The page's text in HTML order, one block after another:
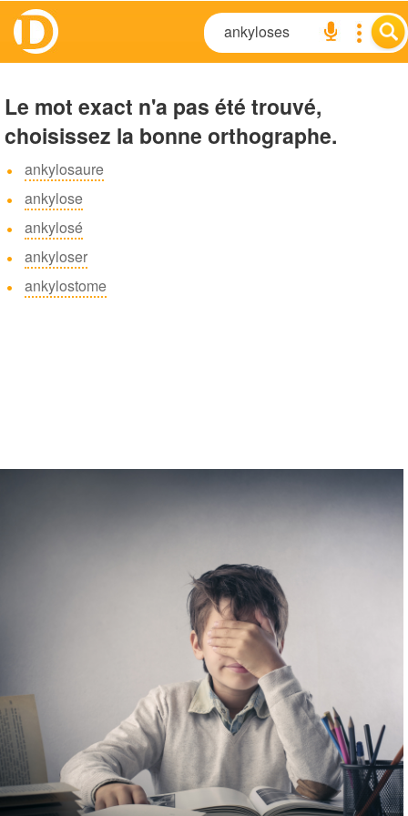
Le mot exact n'a pas été trouvé,
choisissez la bonne orthographe.
ankylosaure
ankylose
ankylosé
ankyloser
ankylostome